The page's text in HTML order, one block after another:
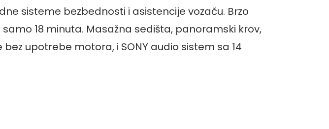
sisteme bezbednosti i asistencije vozaču. Brzo
18 minuta. Masažna sedišta, panoramski krov,
upotrebe motora, i SONY audio sistem sa 14